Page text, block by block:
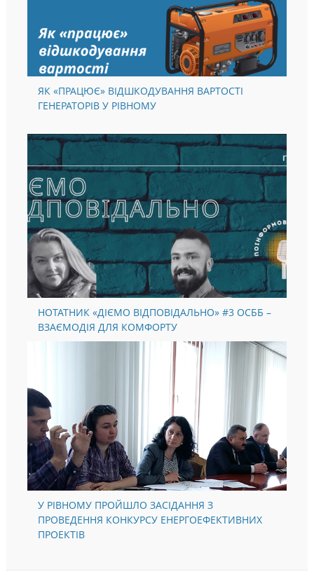
ЯК «ПРАЦЮЄ» ВІДШКОДУВАННЯ ВАРТОСТІ
ГЕНЕРАТОРІВ У РІВНОМУ
НОТАТНИК «ДІЄМО ВІДПОВІДАЛЬНО» #3 ОСББ –
ВЗАЄМОДІЯ ДЛЯ КОМФОРТУ
У РІВНОМУ ПРОЙШЛО ЗАСІДАННЯ З
ПРОВЕДЕННЯ КОНКУРСУ ЕНЕРГОЕФЕКТИВНИХ
ПРОЕКТІВ